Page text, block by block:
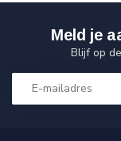
Meld je
Blijf op